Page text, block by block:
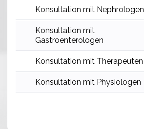
Konsultation mit Nephrologen
Konsultation mit
Gastroenterologen
Konsultation mit Therapeuten
Konsultation mit Physiologen